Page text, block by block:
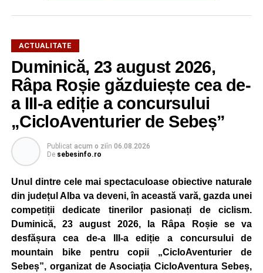
Organizatorii au pregătit un program variat, care îmbină
dansul și sportul, oferind activități pentru toate categoriile
de vârstă.
Pentru copii și tineri, festivalul propune jocuri și activități
recreative în mai multe zone ale municipiului – Răhău,
cartierul „Mihail Kogălniceanu”, Petrești și Parcul
Tineretului. Programul include spectacole pentru cei mici,
proiecții de film, petrecerea cu spumă și cea de-a treia
ediție a concursului MTB„Cicloaventurier de Sebeș”
care se va desfășura la Râpa Roșie.
Publicul adult va avea la dispoziție o serie de evenimente
culturale, printre care proiecții cinematografice, întâlniri cu
artiști locali și salonul literar„Armonia artelor”.
Festivalul va cuprinde și o seară dedicată tradițiilor
săsești, precum și un spectacol folcloric organizat în
memoria interpretului Felician Fărcașiu.
ACTUALITATE
Duminică, 23 august 2026,
Râpa Roșie găzduiește cea de-
a III-a ediție a concursului
„CicloAventurier de Sebeș”
Publicat acum o ziîn 06.08.2026
De sebesinfo.ro
Unul dintre cele mai spectaculoase obiective naturale
din județul Alba va deveni, în această vară, gazda unei
competiții dedicate tinerilor pasionați de ciclism.
Duminică, 23 august 2026, la Râpa Roșie se va
desfășura cea de-a III-a ediție a concursului de
mountain bike pentru copii „CicloAventurier de
Sebeș”, organizat de Asociația CicloAventura Sebeș,